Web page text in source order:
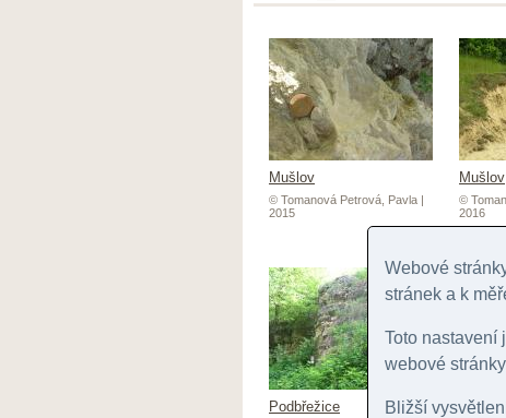
Mušlov
© Tomanová Petrová, Pavla |
2015
Mušlov
©
2016
Podbřežice
Webové
stránek a k
Toto nastavení
webové
Bližší